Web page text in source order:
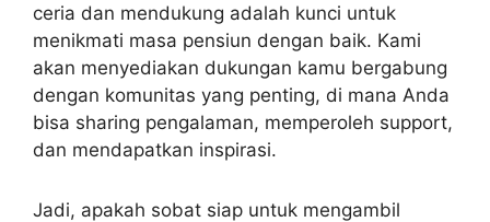
ceria dan mendukung adalah kunci untuk
menikmati masa pensiun dengan baik. Kami
akan menyediakan dukungan kamu bergabung
dengan komunitas yang penting, di mana Anda
bisa sharing pengalaman, memperoleh support,
dan mendapatkan inspirasi.
Jadi, apakah sobat siap untuk mengambil